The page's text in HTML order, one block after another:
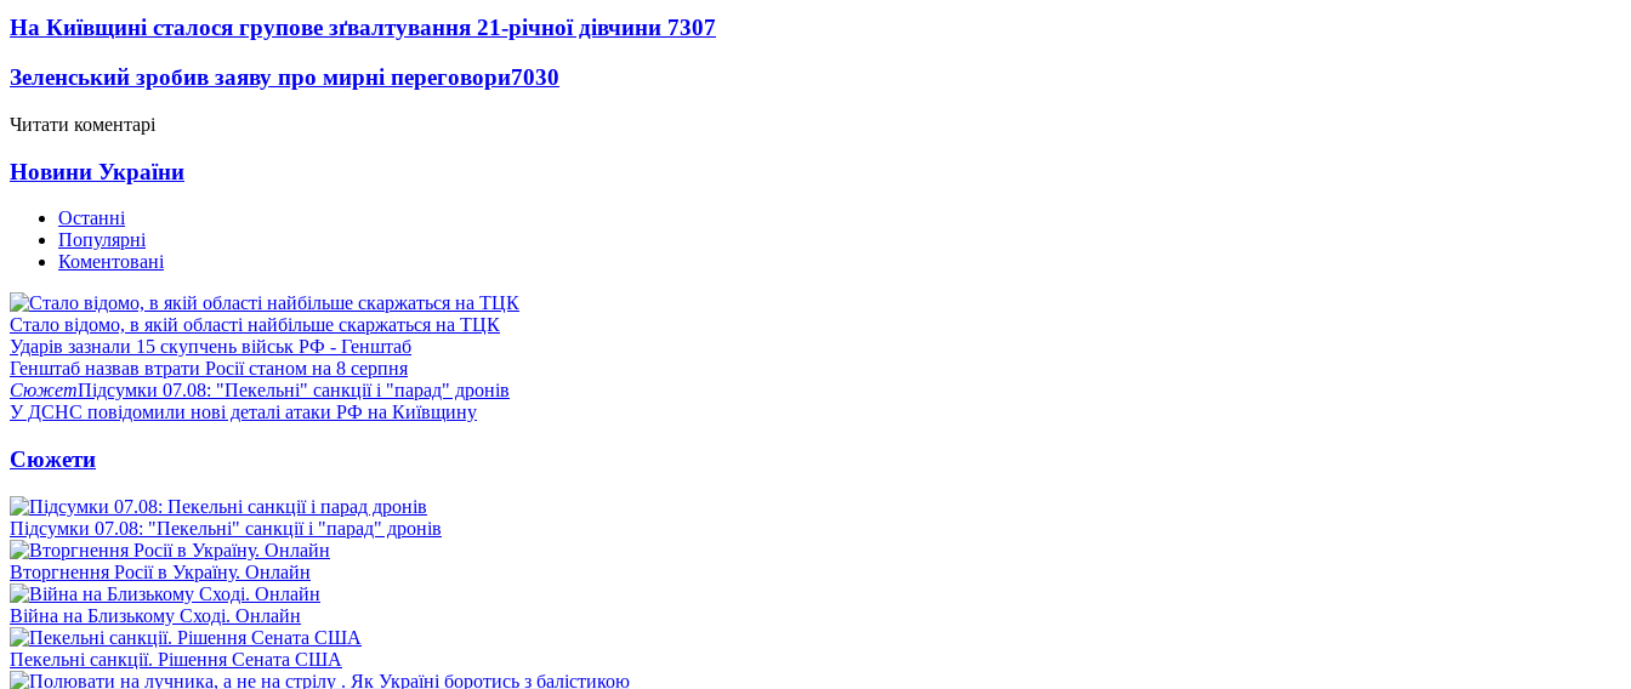
На Київщині сталося групове зґвалтування 21-річної дівчини 7307
Зеленський зробив заяву про мирні переговори7030
Читати коментарі
Новини України
Останні
Популярні
Коментовані
Стало відомо, в якій області найбільше скаржаться на ТЦК
Ударів зазнали 15 скупчень військ РФ - Генштаб
Генштаб назвав втрати Росії станом на 8 серпня
СюжетПідсумки 07.08: "Пекельні" санкції і "парад" дронів
У ДСНС повідомили нові деталі атаки РФ на Київщину
Сюжети
Підсумки 07.08: "Пекельні" санкції і "парад" дронів
Вторгнення Росії в Україну. Онлайн
Війна на Близькому Сході. Онлайн
Пекельні санкції. Рішення Сената США